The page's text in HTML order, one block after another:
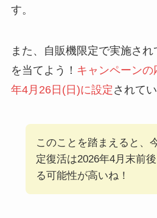
す。
また、自販機限定で実施さ
を当てよう！ キャンペーン
年4月26日(日)に設定 されてい
このことを踏まえると、
定復活は2026年4月末前
る可能性が高いね！